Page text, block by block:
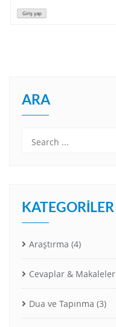
Giriş yap
ARA
KATEGORILER
Araştırma (4)
Cevaplar & Makaleler
Dua ve Tapınma (3)